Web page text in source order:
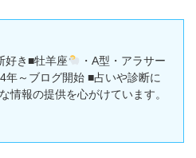
好き■牡羊座
・A型・アラサー
年～ブログ開始 ■占いや診断に
情報の提供を心がけています。